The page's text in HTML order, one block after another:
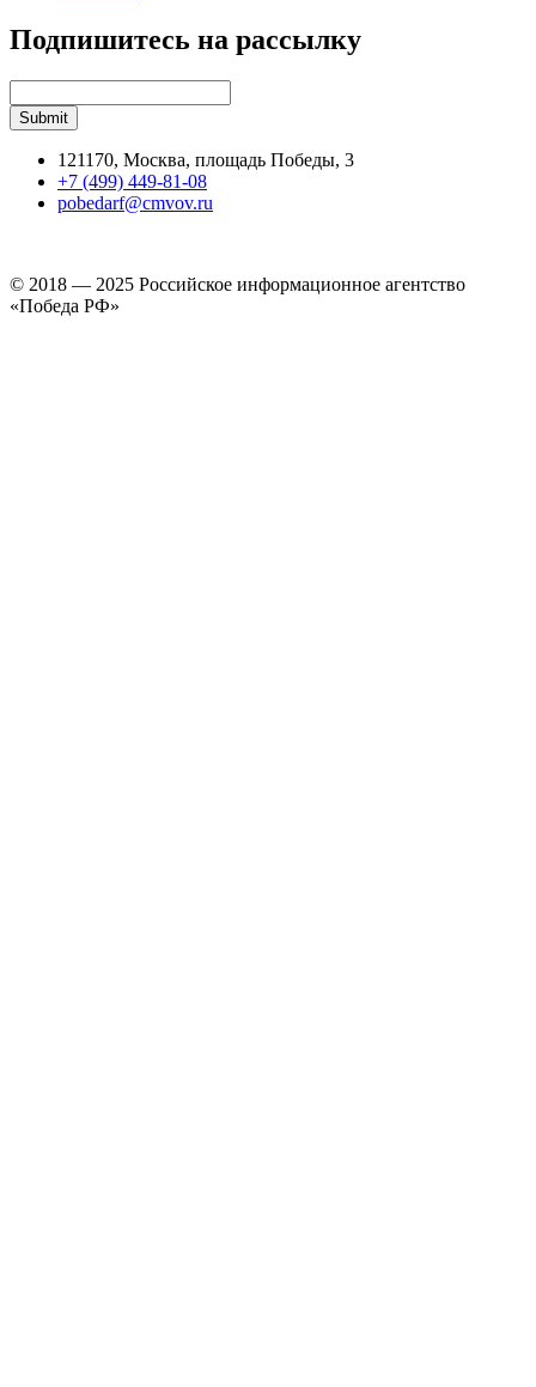
Подпишитесь на рассылку
121170, Москва, площадь Победы, 3
+7 (499) 449-81-08
pobedarf@cmvov.ru
© 2018 — 2025 Российское информационное агентство
«Победа РФ»